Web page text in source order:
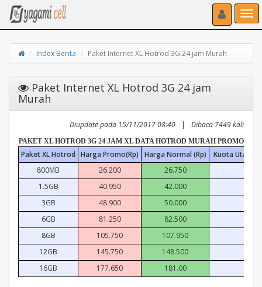
Toggle
Index Berita Paket Internet XL Hotrod 3G 24 jam Murah
Paket Internet XL Hotrod 3G 24 jam
Murah
Dibaca 7449 kali
|
Diupdate pada 15/11/2017 08:40
PAKET XL HOTROD 3G 24 JAM XL DATA HOTROD MURAH PROMO
Paket XL Hotrod Harga Promo(Rp) Harga Normal (Rp)
Kuota Utama
800MB
26.200 26.750
1.5GB
40.950 42.000
3GB
48.900 50.000
6GB
81.250 82.500
8GB
105.750 107.950
12GB
145.750 148.500
16GB
177.650 181.00